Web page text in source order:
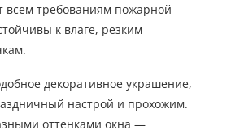
всем требованиям пожарной
к влаге, резким
декоративное украшение,
настрой и прохожим.
оттенками окна —